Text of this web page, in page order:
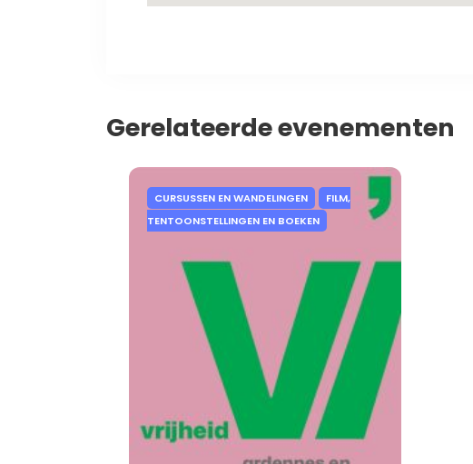
Gerelateerde evenementen
CURSUSSEN EN WANDELINGEN
FILM,
TENTOONSTELLINGEN EN BOEKEN